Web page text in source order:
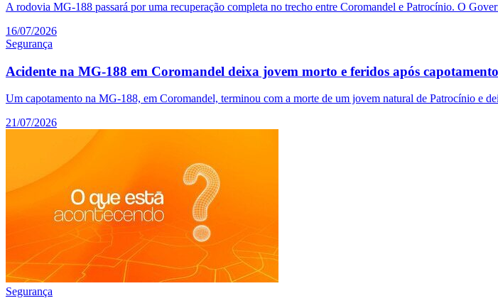
A rodovia MG-188 passará por uma recuperação completa no trecho entre Coromandel e Patrocínio. O
16/07/2026
Segurança
Acidente na MG-188 em Coromandel deixa jovem morto e feridos após capotamento
Um capotamento na MG-188, em Coromandel, terminou com a morte de um jovem natural de Patrocínio e
21/07/2026
Segurança